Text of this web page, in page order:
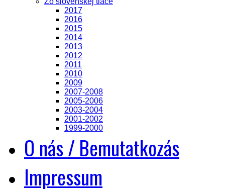
2017
2016
2015
2014
2013
2012
2011
2010
2009
2007-2008
2005-2006
2003-2004
2001-2002
1999-2000
O nás / Bemutatkozás
Impressum